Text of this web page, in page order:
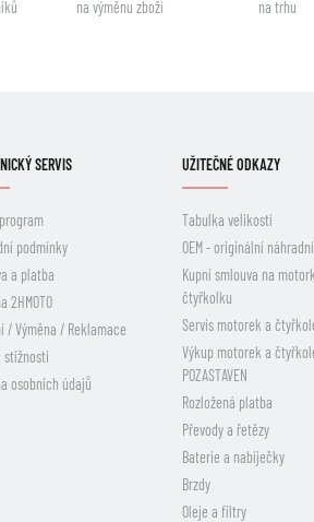
na výměnu zboží na trhu
SERVIS
podmínky
a platba
2HMOTO
/ Výměna / Reklamace
stížnosti
osobních údajů
UŽITEČNÉ ODKAZY
Tabulka velikostí
OEM - originální
Kupní smlouva na
čtyřkolku
Servis motorek a
Výkup motorek a
POZASTAVEN
Rozložená platba
Převody a řetězy
Baterie a nabíječky
Brzdy
Oleje a filtry